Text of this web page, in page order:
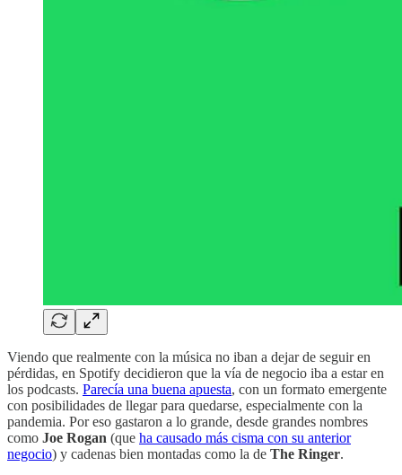
Viendo que realmente con la música no iban a dejar de seguir en
pérdidas, en Spotify decidieron que la vía de negocio iba a estar en
los podcasts. Parecía una buena apuesta, con un formato emergente
con posibilidades de llegar para quedarse, especialmente con la
pandemia. Por eso gastaron a lo grande, desde grandes nombres
como Joe Rogan (que ha causado más cisma con su anterior
negocio) y cadenas bien montadas como la de The Ringer.